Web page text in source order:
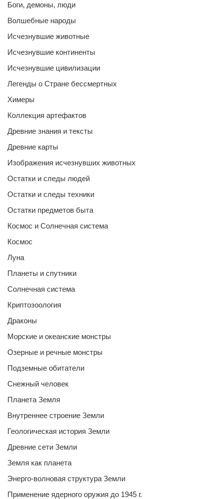
Боги, демоны, люди
Волшебные народы
Исчезнувшие животные
Исчезнувшие континенты
Исчезнувшие цивилизации
Легенды о Стране бессмертных
Химеры
Коллекция артефактов
Древние знания и тексты
Древние карты
Изображения исчезнувших животных
Остатки и следы людей
Остатки и следы техники
Остатки предметов быта
Космос и Солнечная система
Космос
Луна
Планеты и спутники
Солнечная система
Криптозоология
Драконы
Морские и океанские монстры
Озерные и речные монстры
Подземные обитатели
Снежный человек
Планета Земля
Внутреннее строение Земли
Геологическая история Земли
Древние сети Земли
Земля как планета
Энерго-волновая структура Земли
Применение ядерного оружия до 1945 г.